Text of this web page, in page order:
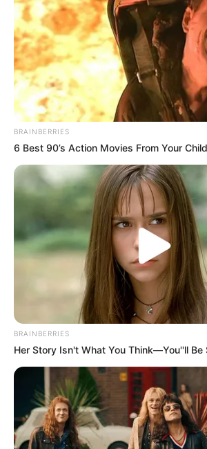
BRAINBERRIES
6 Best 90’s Action Movies From Your
BRAINBERRIES
Her Story Isn't What You Think—You''ll Be